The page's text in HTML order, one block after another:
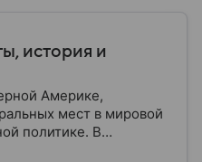
история и
Америке,
мест в мировой
политике. В
об этой стране.